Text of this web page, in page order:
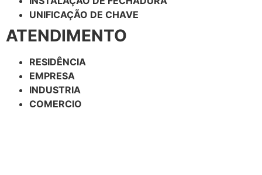
UNIFICAÇÃO DE CHAVE
ATENDIMENTO
RESIDÊNCIA
EMPRESA
INDUSTRIA
COMERCIO